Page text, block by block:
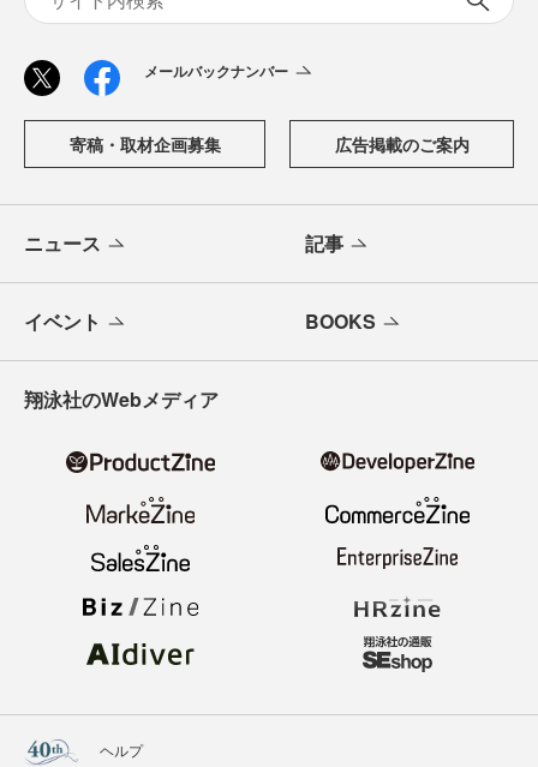
メールバックナンバー
寄稿・取材企画募集 広告掲載のご案内
ニュース 記事
イベント BOOKS
翔泳社のWebメディア
ヘルプ